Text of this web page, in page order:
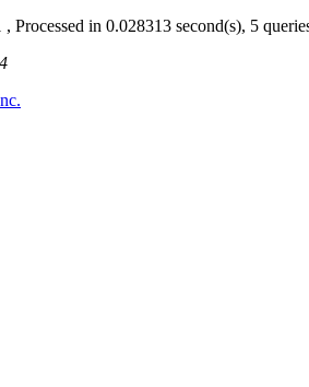
, Processed in 0.028313 second(s), 5